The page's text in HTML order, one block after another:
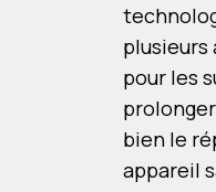
plusieurs
pour les
bien le
appareil